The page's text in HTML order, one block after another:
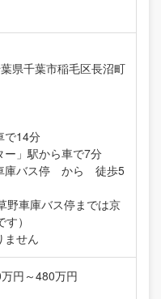
県千葉市稲毛区長沼町
で14分
ー」駅から車で7分
庫バス停 から 徒歩5
野車庫バス停までは京
）
せん
円～480万円